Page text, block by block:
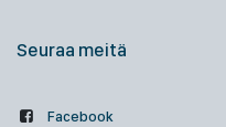
Seuraa meitä
Facebook